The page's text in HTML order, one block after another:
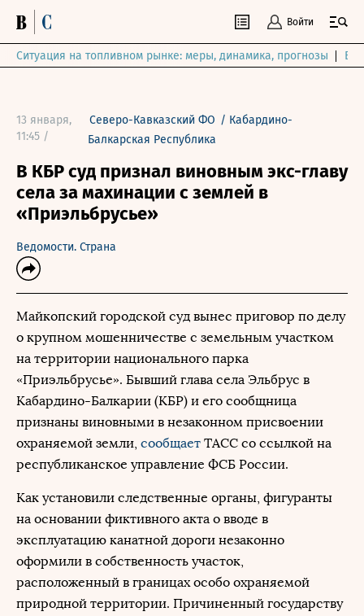
Войти
Ситуация на топливном рынке: меры, динамика, прогнозы
13 января,
11:45 /
Северо-Кавказский ФО / Кабардино-
Балкарская Республика
В КБР суд признал виновным экс-главу
села за махинации с землей в
«Приэльбрусье»
Ведомости. Страна
Майкопский городской суд вынес приговор по делу
о крупном мошенничестве с земельным участком
на территории национального парка
«Приэльбрусье». Бывший глава села Эльбрус в
Кабардино-Балкарии (КБР) и его сообщница
признаны виновными в незаконном присвоении
охраняемой земли, сообщает ТАСС со ссылкой на
республиканское управление ФСБ России.
Как установили следственные органы, фигуранты
на основании фиктивного акта о вводе в
эксплуатацию канатной дороги незаконно
оформили в собственность участок,
расположенный в границах особо охраняемой
природной территории. Причиненный государству